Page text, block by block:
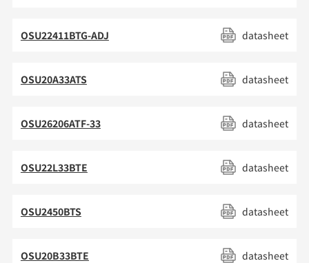
OSU22411BTG-ADJ datasheet
OSU20A33ATS datasheet
OSU26206ATF-33 datasheet
OSU22L33BTE datasheet
OSU2450BTS datasheet
OSU20B33BTE datasheet